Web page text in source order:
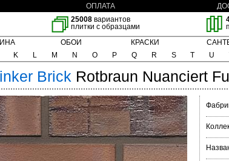
ОПЛАТА
25008 вариантов
плитки с образцами
ОБОИ КРАСКИ
K L M N O P Q R S T U
Brick Rotbraun Nuanciert